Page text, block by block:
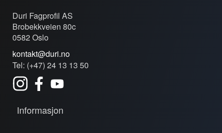
Duri Fagprofil AS
Brobekkveien 80c
0582 Oslo
kontakt@duri.no
Tel: (+47) 24 13 13 50
Informasjon